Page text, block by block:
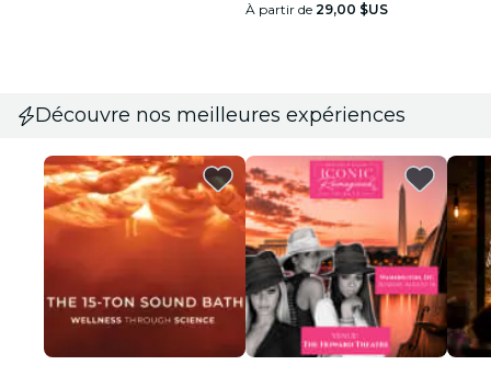
À partir de 29,00 $US
Découvre nos meilleures expériences